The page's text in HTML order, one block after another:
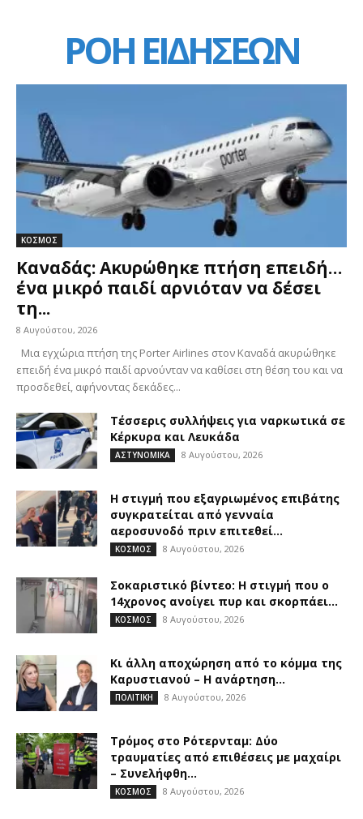
ΡΟΗ ΕΙΔΗΣΕΩΝ
ΚΟΣΜΟΣ
Καναδάς: Ακυρώθηκε πτήση επειδή…
ένα μικρό παιδί αρνιόταν να δέσει
τη...
8 Αυγούστου, 2026
Μια εγχώρια πτήση της Porter Airlines στον Καναδά ακυρώθηκε
επειδή ένα μικρό παιδί αρνούνταν να καθίσει στη θέση του και να
προσδεθεί, αφήνοντας δεκάδες...
Τέσσερις συλλήψεις για ναρκωτικά σε
Κέρκυρα και Λευκάδα
ΑΣΤΥΝΟΜΙΚΑ 8 Αυγούστου, 2026
Η στιγμή που εξαγριωμένος επιβάτης
συγκρατείται από γενναία
αεροσυνοδό πριν επιτεθεί...
ΚΟΣΜΟΣ 8 Αυγούστου, 2026
Σοκαριστικό βίντεο: Η στιγμή που ο
14χρονος ανοίγει πυρ και σκορπάει...
ΚΟΣΜΟΣ 8 Αυγούστου, 2026
Κι άλλη αποχώρηση από το κόμμα της
Καρυστιανού – Η ανάρτηση...
ΠΟΛΙΤΙΚΗ 8 Αυγούστου, 2026
Τρόμος στο Ρότερνταμ: Δύο
τραυματίες από επιθέσεις με μαχαίρι
– Συνελήφθη...
ΚΟΣΜΟΣ 8 Αυγούστου, 2026